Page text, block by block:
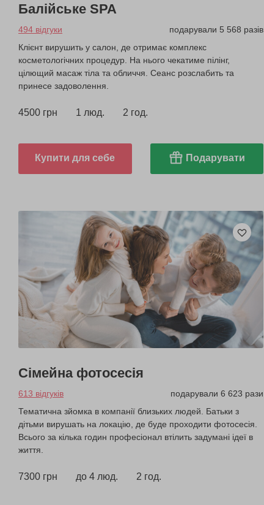
Балійське SPA
494 відгуки
подарували 5 568 разів
Клієнт вирушить у салон, де отримає комплекс
косметологічних процедур. На нього чекатиме пілінг,
цілющий масаж тіла та обличчя. Сеанс розслабить та
принесе задоволення.
4500 грн 1 люд. 2 год.
Купити для себе Подарувати
Сімейна фотосесія
613 відгуків
подарували 6 623 рази
Тематична зйомка в компанії близьких людей. Батьки з
дітьми вирушать на локацію, де буде проходити фотосесія.
Всього за кілька годин професіонал втілить задумані ідеї в
життя.
7300 грн до 4 люд. 2 год.